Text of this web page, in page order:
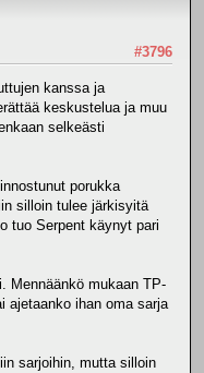
#3796
kanssa ja
keskustelua ja muu
selkeästi
porukka
silloin tulee järkisyitä
tuo Serpent käynyt pari
Mennäänkö mukaan TP-
ajetaanko ihan oma sarja
sarjoihin, mutta silloin